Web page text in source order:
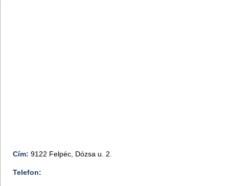
Cím: 9122 Felpéc, Dózsa u. 2.
Telefon: